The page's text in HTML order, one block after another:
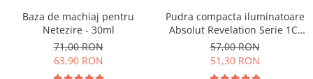
Baza de machiaj pentru
Netezire - 30ml
71,00 RON
63,90 RON
Pudra compacta iluminatoare
Absolut Revelation Serie 1C,
9g
57,00 RON
51,30 RON